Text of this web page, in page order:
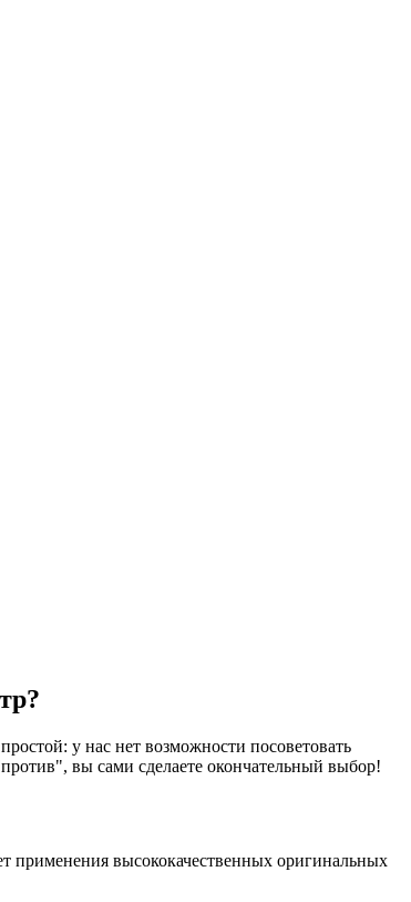
у нас нет возможности посоветовать
вы сами сделаете окончательный выбор!
применения высококачественных оригинальных